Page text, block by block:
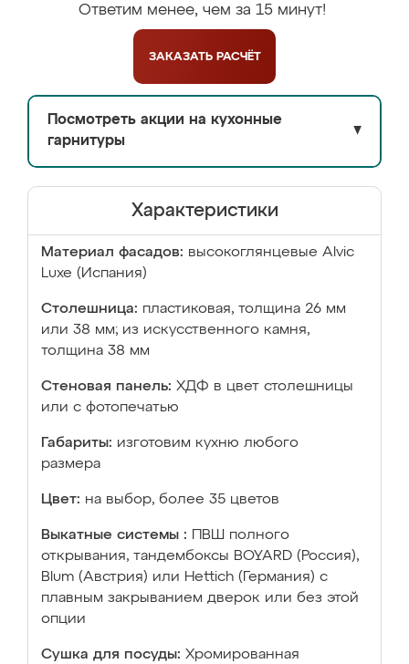
Ответим менее, чем за 15 минут!
ЗАКАЗАТЬ РАСЧЁТ
Посмотреть акции на кухонные
гарнитуры
▼
Характеристики
Материал фасадов: высокоглянцевые Аlvic
Luxe (Испания)
Столешница: пластиковая, толщина 26 мм
или 38 мм; из искусственного камня,
толщина 38 мм
Стеновая панель: ХДФ в цвет столешницы
или с фотопечатью
Габариты: изготовим кухню любого
размера
Цвет: на выбор, более 35 цветов
Выкатные системы :
ПВШ полного
открывания, тандембоксы BOYARD (Россия),
Blum (Австрия) или Hettich (Германия) с
плавным закрыванием дверок или без этой
опции
Сушка для посуды: Хромированная